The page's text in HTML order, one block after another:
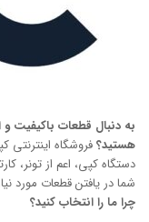
به دنبال قطعات باکیفیت و
هستید؟فروشگاه
دستگاه کپی، اعم از تونر،
شما در یافتن قطعات مورد
چرا ما را انتخاب کنید؟